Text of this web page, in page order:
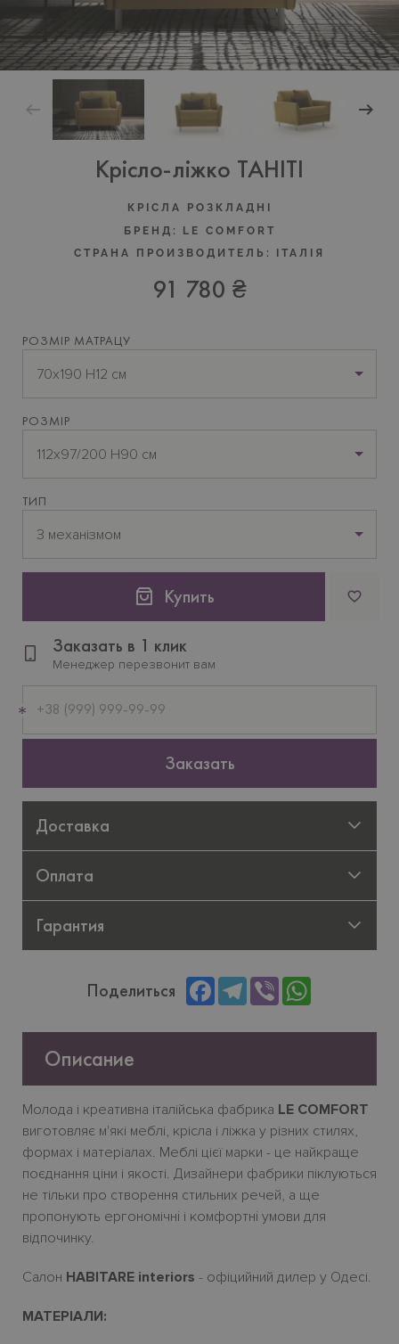
Крісло-ліжко TAHITI
КРІСЛА РОЗКЛАДНІ
БРЕНД:
LE COMFORT
СТРАНА ПРОИЗВОДИТЕЛЬ:
ІТАЛІЯ
91 780 ₴
РОЗМІР МАТРАЦУ
70х190 H12 см
РОЗМІР
112х97/200 H90 см
ТИП
З механізмом
Купить
Заказать в 1 клик
Менеджер перезвонит вам
телефон
Заказать
Доставка
Оплата
Гарантия
Поделиться FacebookTelegram
Viber
Описание
Молода і креативна італійська фабрика LE COMFORT
виготовляє м'які меблі, крісла і ліжка у різних стилях,
формах і матеріалах. Меблі цієї марки - це найкраще
поєднання ціни і якості. Дизайнери фабрики піклуються
не тільки про створення стильних речей, а ще
пропонують ергономічнi і комфортнi умови для
відпочинку.
Салон HABITARE interiors - офіцийний дилер у Одесі.
МАТЕРІАЛИ: